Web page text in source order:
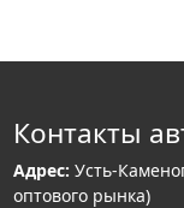
Контакты
Адрес: Усть-
оптового рынка)